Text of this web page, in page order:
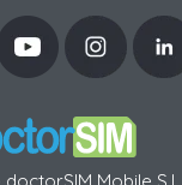
Mobile